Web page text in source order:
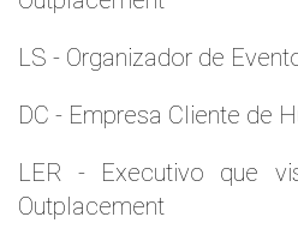
LS - Organizador de
DC - Empresa Cliente de
LER - Executivo que
Outplacement